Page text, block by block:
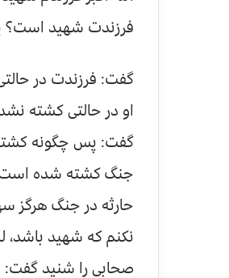
فرزندت شهید است؟
گفت: فرزندت در
او در حالتی كشته
گفت: پس چگونه
جنگ كشته شده
حارثه در جنگ
نكنم كه شهید باشد،
صحابی را شنید گفت: